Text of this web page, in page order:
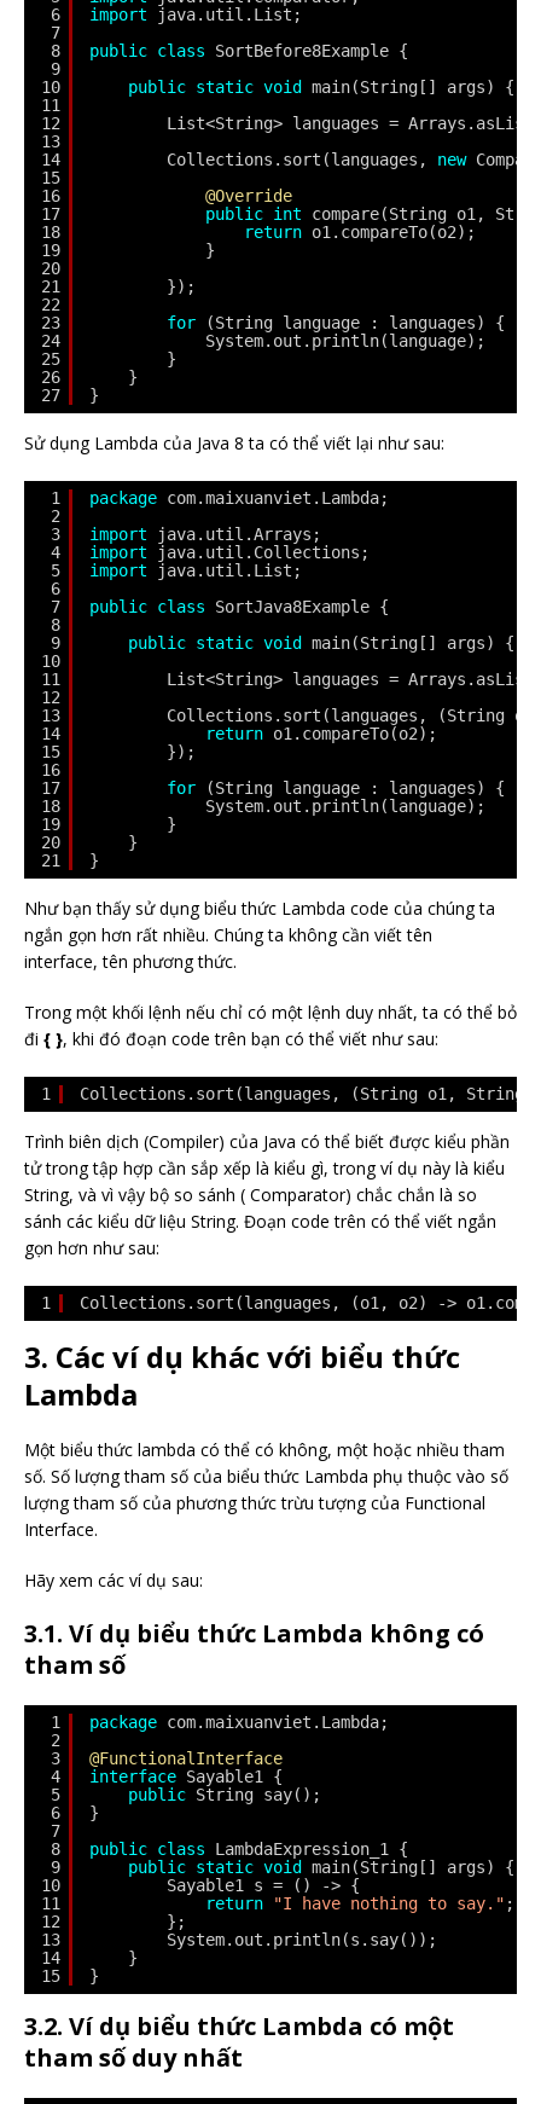
6
7
8
9
10
11
12
13
14
15
16
17
18
19
20
21
22
23
24
25
26
27
import
java.util.List;
public class
SortBefore8Example {
public static void
main(String[] args) {
List<String> languages =
Collections.sort(languages, new
@Override
public int
compare(String o1,
return o1.compareTo(o2);
}
});
for
(String language : languages) {
System.out.println(language);
}
}
}
Sử dụng Lambda của Java 8 ta có thể viết lại như sau:
1
2
3
4
5
6
7
8
9
10
11
12
13
14
15
16
17
18
19
20
21
package com.maixuanviet.Lambda;
import
java.util.Arrays;
import
java.util.Collections;
import
java.util.List;
public class
SortJava8Example {
public static void
main(String[] args) {
List<String> languages =
Collections.sort(languages, (String
return o1.compareTo(o2);
});
for
(String language : languages) {
System.out.println(language);
}
}
}
Như bạn thấy sử dụng biểu thức Lambda code của chúng ta
ngắn gọn hơn rất nhiều. Chúng ta không cần viết tên
interface, tên phương thức.
Trong một khối lệnh nếu chỉ có một lệnh duy nhất, ta có thể bỏ
đi { }, khi đó đoạn code trên bạn có thể viết như sau:
1 Collections.sort(languages, (String o1, String
Trình biên dịch (Compiler) của Java có thể biết được kiểu phần
tử trong tập hợp cần sắp xếp là kiểu gì, trong ví dụ này là kiểu
String, và vì vậy bộ so sánh ( Comparator) chắc chắn là so
sánh các kiểu dữ liệu String. Đoạn code trên có thể viết ngắn
gọn hơn như sau:
1 Collections.sort(languages, (o1, o2) ->
3. Các ví dụ khác với biểu thức
Lambda
Một biểu thức lambda có thể có không, một hoặc nhiều tham
số. Số lượng tham số của biểu thức Lambda phụ thuộc vào số
lượng tham số của phương thức trừu tượng của Functional
Interface.
Hãy xem các ví dụ sau:
3.1. Ví dụ biểu thức Lambda không có
tham số
1
2
3
4
5
6
7
8
9
10
11
12
13
14
15
package com.maixuanviet.Lambda;
@FunctionalInterface
interface Sayable1 {
public String say();
}
public class
LambdaExpression_1 {
public static void
main(String[] args) {
Sayable1 s = () -> {
return
"I have nothing to say." ;
};
System.out.println(s.say());
}
}
3.2. Ví dụ biểu thức Lambda có một
tham số duy nhất